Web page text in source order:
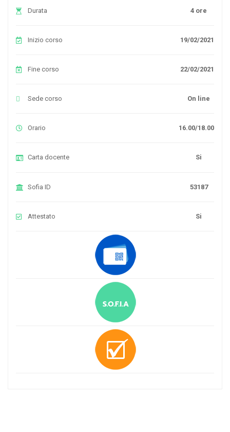
Durata 4 ore
Inizio corso 19/02/2021
Fine corso 22/02/2021
Sede corso On line
Orario 16.00/18.00
Carta docente Si
Sofia ID 53187
Attestato Si